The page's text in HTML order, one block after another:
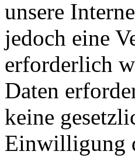
unsere
jedoch eine
erforderlich
Daten
keine
Einwilligung